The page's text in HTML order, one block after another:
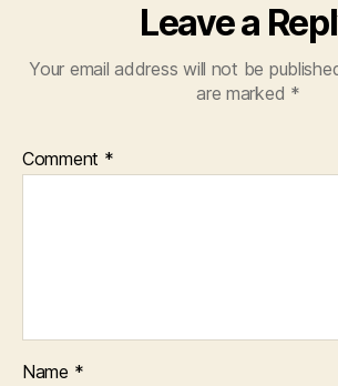
Leave a
Your email address will not be
are marked *
Comment *
Name *